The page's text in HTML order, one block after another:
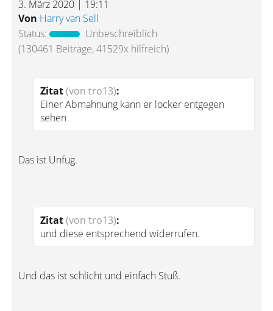
3. März 2020 | 19:11
Von Harry van Sell
Status:
Unbeschreiblich
(130461 Beiträge, 41529x hilfreich)
Zitat(von tro13):
Einer Abmahnung kann er locker entgegen
sehen
Das ist Unfug.
Zitat(von tro13):
und diese entsprechend widerrufen.
Und das ist schlicht und einfach Stuß.